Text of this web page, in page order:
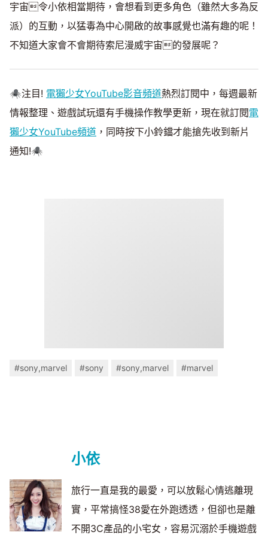
宇宙令小依相當期待，會想看到更多角色（雖然大多為反
派）的互動，以猛毒為中心開啟的故事感覺也滿有趣的呢！
不知道大家會不會期待索尼漫威宇宙的發展呢？
🕷注目! 電獺少女YouTube影音頻道熱烈訂閱中，每週最新
情報整理、遊戲試玩還有手機操作教學更新，現在就訂閱電
獺少女YouTube頻道 ，同時按下小鈴鐺才能搶先收到新片
通知!🕷
#sony,marvel #sony #sony,marvel #marvel
小依
旅行一直是我的最愛，可以放鬆心情逃離現
實，平常搞怪38愛在外跑透透，但卻也是離
不開3C產品的小宅女，容易沉溺於手機遊戲